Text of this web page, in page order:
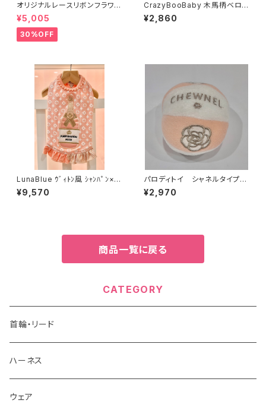
オリジナルレースリボンフラワー
ワンピース イエロー52010
0〜
¥5,005
30%OFF
CrazyBooBaby 木馬柄ベロア
タンク 121-258-1011
¥2,860
LunaBlue ｳﾞｨﾄﾝ風 ｼｬﾝﾊﾟﾝ×ﾓﾉ
ｸﾞﾗﾑﾄﾞﾚｽ Ⅿ/L 421-220～
¥9,570
パロディトイ シャネルタイプカ
メリアボールトイ 241-205-1
019
¥2,970
商品一覧に戻る
CATEGORY
首輪・リード
ハーネス
ウェア